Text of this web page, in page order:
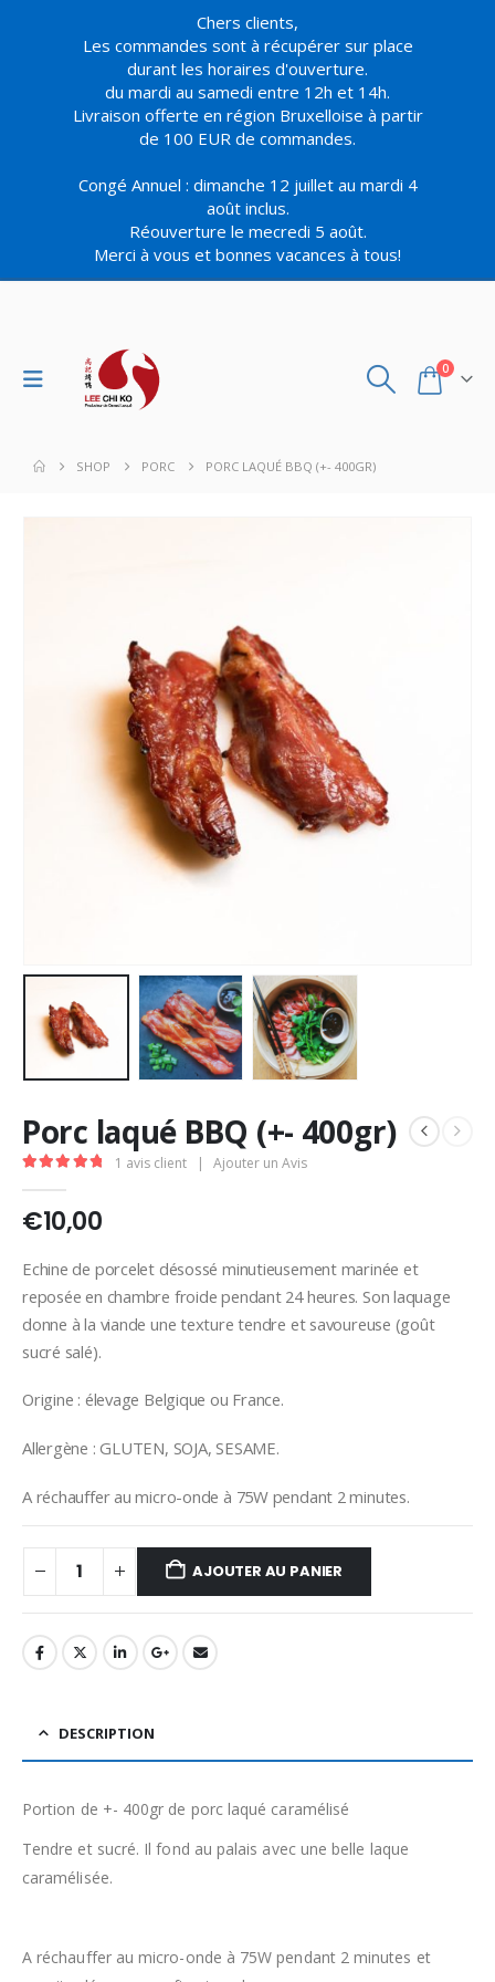
0
SHOP PORC PORC LAQUÉ BBQ (+- 400GR)
Porc laqué BBQ (+- 400gr)
1 avis client | Ajouter un Avis
€10,00
Echine de porcelet désossé minutieusement marinée et
reposée en chambre froide pendant 24 heures. Son laquage
donne à la viande une texture tendre et savoureuse (goût
sucré salé).
Origine : élevage Belgique ou France.
Allergène : GLUTEN, SOJA, SESAME.
A réchauffer au micro-onde à 75W pendant 2 minutes.
AJOUTER AU PANIER
DESCRIPTION
Portion de +- 400gr de porc laqué caramélisé
Tendre et sucré. Il fond au palais avec une belle laque
caramélisée.
A réchauffer au micro-onde à 75W pendant 2 minutes et
Chers clients,
Les commandes sont à récupérer sur place
durant les horaires d'ouverture.
du mardi au samedi entre 12h et 14h.
Livraison offerte en région Bruxelloise à partir
de 100 EUR de commandes.
Congé Annuel : dimanche 12 juillet au mardi 4
août inclus.
Réouverture le mecredi 5 août.
Merci à vous et bonnes vacances à tous!